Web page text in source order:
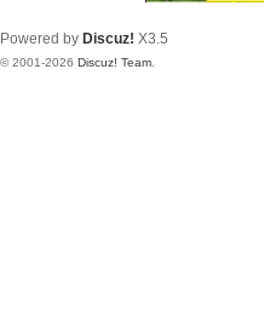
Powered by Discuz! X3.5
© 2001-2026 Discuz! Team